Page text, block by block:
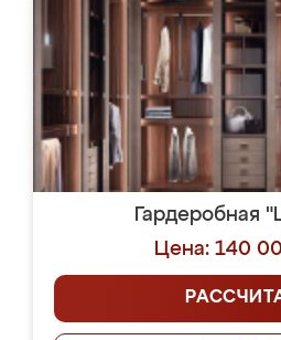
Гардеробная
Цена: 140